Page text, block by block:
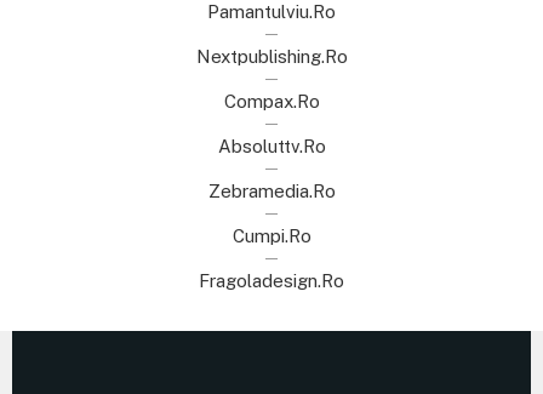
Pamantulviu.ro
Nextpublishing.ro
Compax.ro
Absoluttv.ro
Zebramedia.ro
Cumpi.ro
Fragoladesign.ro